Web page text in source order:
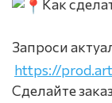
Как
Запроси
https://
Сделайте